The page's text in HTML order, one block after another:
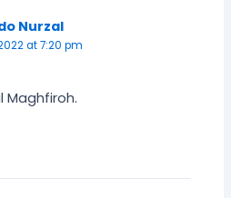
Nurzal
at 7:20 pm
Maghfiroh.